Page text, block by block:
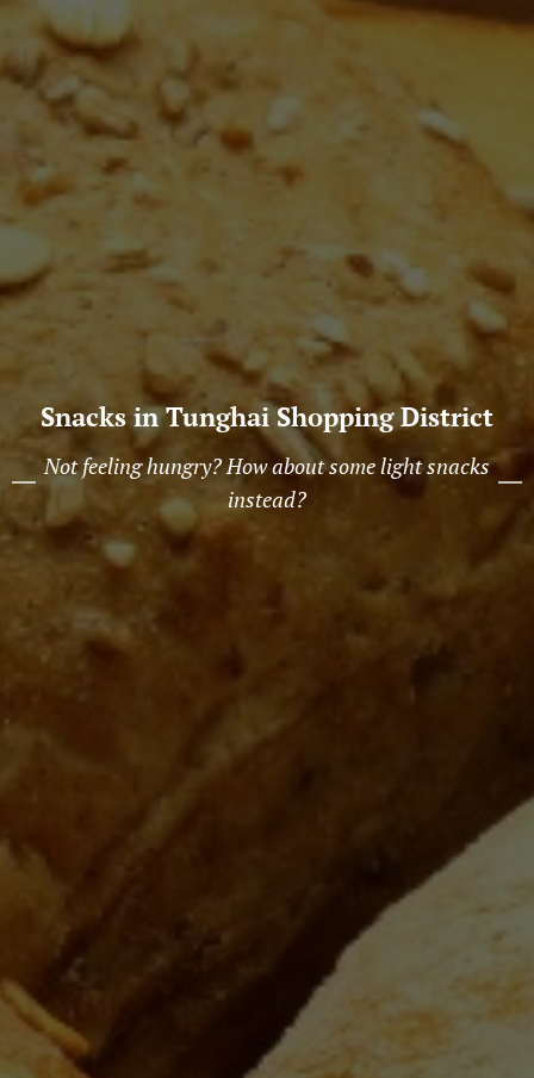
Snacks inTunghaiShopping District
Not feeling hungry? How about some light snacks
instead?